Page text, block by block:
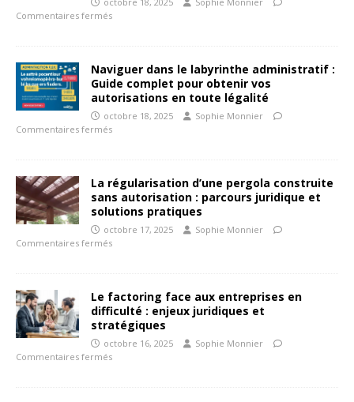
Commentaires fermés
Naviguer dans le labyrinthe administratif :
Guide complet pour obtenir vos
autorisations en toute légalité
octobre 18, 2025
Sophie Monnier
Commentaires fermés
La régularisation d’une pergola construite
sans autorisation : parcours juridique et
solutions pratiques
octobre 17, 2025
Sophie Monnier
Commentaires fermés
Le factoring face aux entreprises en
difficulté : enjeux juridiques et
stratégiques
octobre 16, 2025
Sophie Monnier
Commentaires fermés